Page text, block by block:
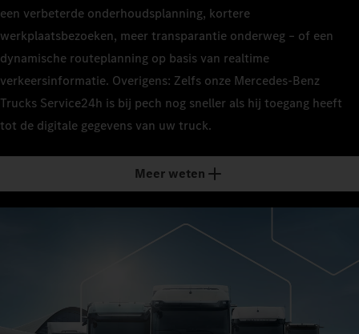
een verbeterde onderhoudsplanning, kortere
werkplaatsbezoeken, meer transparantie onderweg – of een
dynamische routeplanning op basis van realtime
verkeersinformatie. Overigens: Zelfs onze Mercedes‑Benz
Trucks Service24h is bij pech nog sneller als hij toegang heeft
tot de digitale gegevens van uw truck.
Meer weten